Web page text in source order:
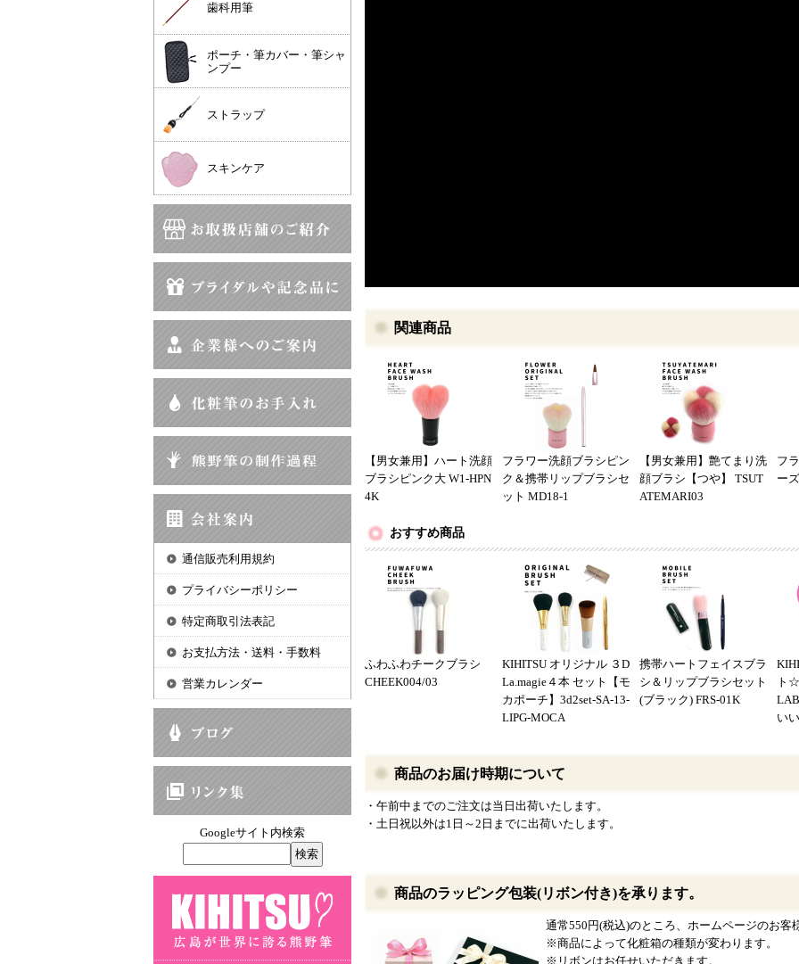
歯科用筆
ポーチ・筆カバー・筆シャ
ンプー
ストラップ
スキンケア
通信販売利用規約
プライバシーポリシー
特定商取引法表記
お支払方法・送料・手数料
営業カレンダー
Googleサイト内検索
関連商品
【男女兼用】ハート洗顔
ブラシピンク大 W1-HPN
4K
フラワー洗顔ブラシピン
ク＆携帯リップブラシセ
ット MD18-1
【男女兼用】艶てまり洗
顔ブラシ【つや】 TSUT
ATEMARI03
フ
ー
おすすめ商品
ふわふわチークブラシ
CHEEK004/03
KIHITSU オリジナル ３D
La.magie４本 セット【モ
カポーチ】3d2set-SA-13-
LIPG-MOCA
携帯ハートフェイスブラ
シ＆リップブラシセット
(ブラック) FRS-01K
ト
い
商品のお届け時期について
・午前中までのご注文は当日出荷いたします。
・土日祝以外は1日～2日までに出荷いたします。
商品のラッピング包装(リボン付き)を承ります。
通常550円(税込)のところ、ホームページのお客
※商品によって化粧箱の種類が変わります。
※リボンはお任せいただきます。